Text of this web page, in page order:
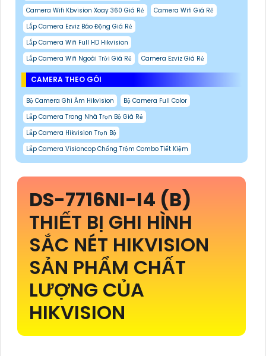
Camera Wifi Kbvision Xoay 360 Giá Rẻ
Camera Wifi Giá Rẻ
Lắp Camera Ezviz Báo Động Giá Rẻ
Lắp Camera Wifi Full HD Hikvision
Lắp Camera Wifi Ngoài Trời Giá Rẻ
Camera Ezviz Giá Rẻ
CAMERA THEO GÓI
Bộ Camera Ghi Âm Hikvision
Bộ Camera Full Color
Lắp Camera Trong Nhà Trọn Bộ Giá Rẻ
Lắp Camera Hikvision Trọn Bộ
Lắp Camera Visioncop Chống Trộm Combo Tiết Kiệm
DS-7716NI-I4 (B)
THIẾT BỊ GHI HÌNH
SẮC NÉT HIKVISION
SẢN PHẨM CHẤT
LƯỢNG CỦA
HIKVISION